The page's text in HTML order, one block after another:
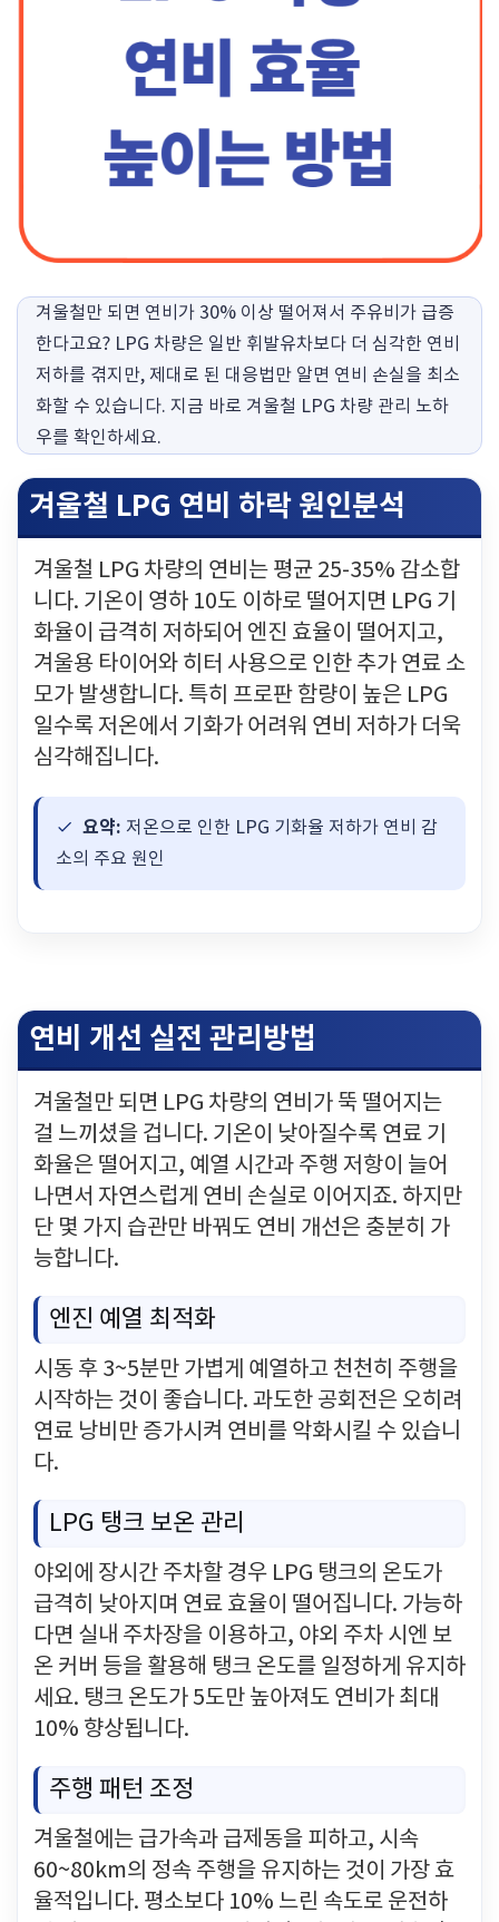
겨울철만 되면 연비가 30% 이상 떨어져서 주유비가 급증
한다고요? LPG 차량은 일반 휘발유차보다 더 심각한 연비
저하를 겪지만, 제대로 된 대응법만 알면 연비 손실을 최소
화할 수 있습니다. 지금 바로 겨울철 LPG 차량 관리 노하
우를 확인하세요.
겨울철 LPG 연비 하락 원인분석
겨울철 LPG 차량의 연비는 평균 25-35% 감소합
니다. 기온이 영하 10도 이하로 떨어지면 LPG 기
화율이 급격히 저하되어 엔진 효율이 떨어지고,
겨울용 타이어와 히터 사용으로 인한 추가 연료 소
모가 발생합니다. 특히 프로판 함량이 높은 LPG
일수록 저온에서 기화가 어려워 연비 저하가 더욱
심각해집니다.
요약: 저온으로 인한 LPG 기화율 저하가 연비 감
소의 주요 원인
연비 개선 실전 관리방법
겨울철만 되면 LPG 차량의 연비가 뚝 떨어지는
걸 느끼셨을 겁니다. 기온이 낮아질수록 연료 기
화율은 떨어지고, 예열 시간과 주행 저항이 늘어
나면서 자연스럽게 연비 손실로 이어지죠. 하지만
단 몇 가지 습관만 바꿔도 연비 개선은 충분히 가
능합니다.
엔진 예열 최적화
시동 후 3~5분만 가볍게 예열하고 천천히 주행을
시작하는 것이 좋습니다. 과도한 공회전은 오히려
연료 낭비만 증가시켜 연비를 악화시킬 수 있습니
다.
LPG 탱크 보온 관리
야외에 장시간 주차할 경우 LPG 탱크의 온도가
급격히 낮아지며 연료 효율이 떨어집니다. 가능하
다면 실내 주차장을 이용하고, 야외 주차 시엔 보
온 커버 등을 활용해 탱크 온도를 일정하게 유지하
세요. 탱크 온도가 5도만 높아져도 연비가 최대
10% 향상됩니다.
주행 패턴 조정
겨울철에는 급가속과 급제동을 피하고, 시속
60~80km의 정속 주행을 유지하는 것이 가장 효
율적입니다. 평소보다 10% 느린 속도로 운전하